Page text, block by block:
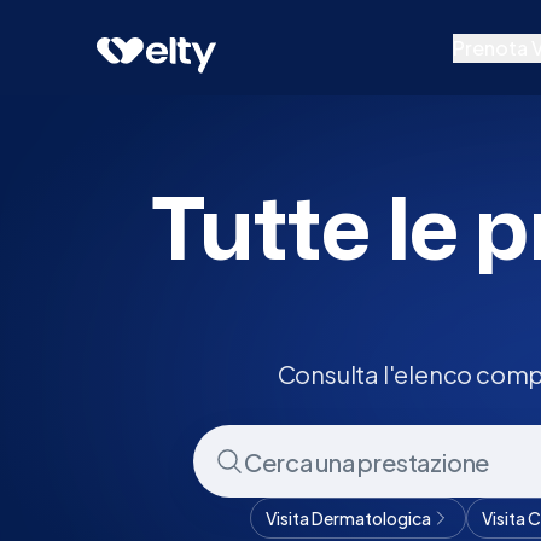
Prestazioni
Prenota visita
Tutte le
Consulta l'elenco
Visita Dermatologica Visita